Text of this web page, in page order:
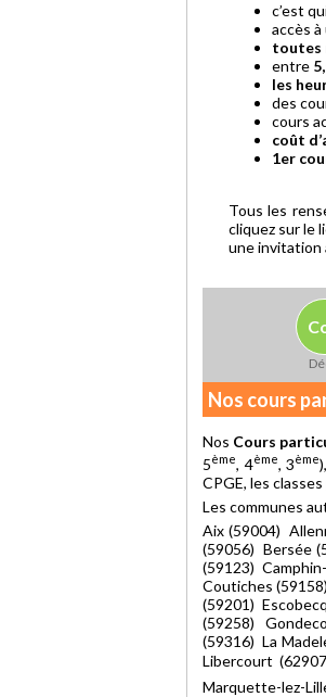
c’est
accès
toutes
entre
les
des
cours
coût
1er
Tous les
cliquez sur le
une invitation
Nos cours
Nos Cours
5ème, 4ème, 3ème
CPGE, les
Les communes
Aix (59004)
(59056) Bersée
(59123)
Coutiches
(59201)
(59258)
(59316) La
Libercourt
Marquette-lez-